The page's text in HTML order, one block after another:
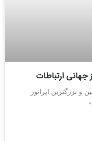
جهانی ارتباطات
و بزرگترین اپراتور